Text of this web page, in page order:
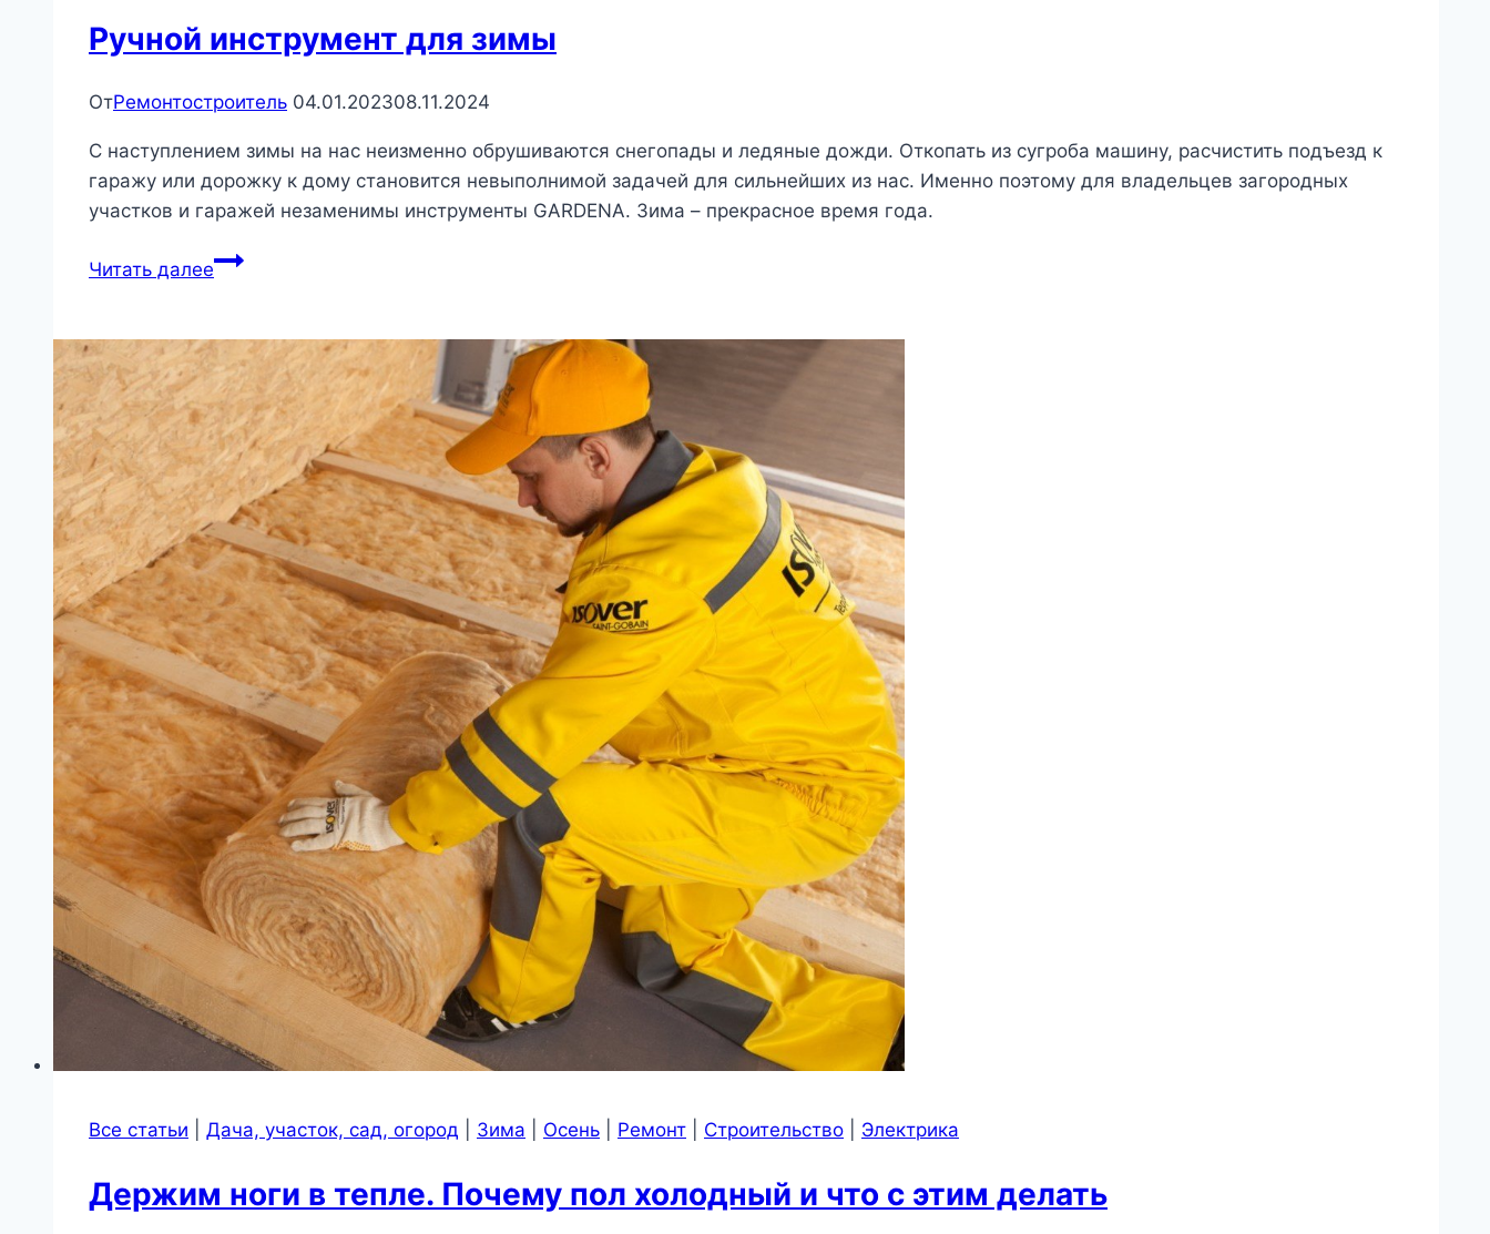
Ручной инструмент для зимы
ОтРемонтостроитель 04.01.202308.11.2024
С наступлением зимы на нас неизменно обрушиваются снегопады и ледяные дожди. Откопать из сугроба машину, расчистить подъезд к
гаражу или дорожку к дому становится невыполнимой задачей для сильнейших из нас. Именно поэтому для владельцев загородных
участков и гаражей незаменимы инструменты GARDENA. Зима – прекрасное время года.
Читать далееРучной
зимы
Все статьи Дача, участок, сад, огород Зима Осень Ремонт Строительство Электрика
Держим ноги в тепле. Почему пол холодный и что с этим делать